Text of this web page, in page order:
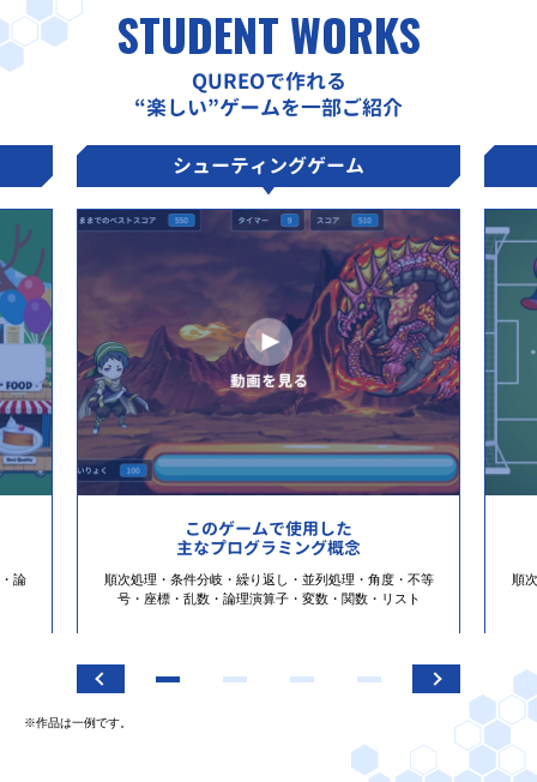
STUDENT WORKS
QUREOで作れる
“楽しい”ゲームを一部ご紹介
論
シューティングゲーム
このゲームで使用した
主なプログラミング概念
順次処理・条件分岐・繰り返し・並列処理・角度・不等
号・座標・乱数・論理演算子・変数・関数・リスト
順
※作品は一例です。